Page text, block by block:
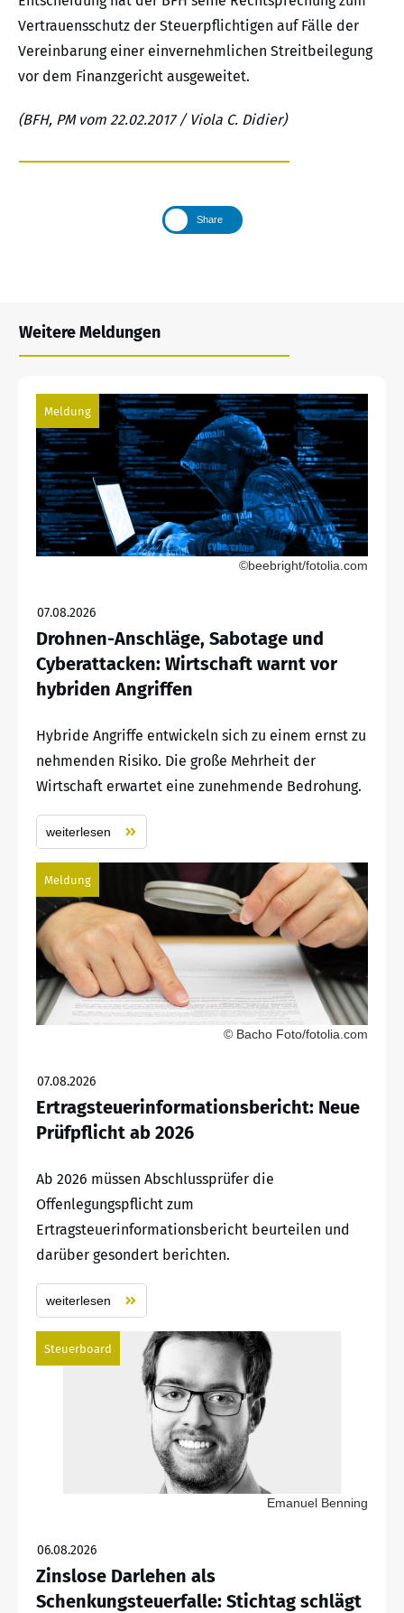
Vertrauensschutz der Steuerpflichtigen auf Fälle der
Vereinbarung einer einvernehmlichen Streitbeilegung
vor dem Finanzgericht ausgeweitet.
(BFH, PM vom 22.02.2017 / Viola C. Didier)
Share
Weitere Meldungen
Meldung
©beebright/fotolia.com
07.08.2026
Drohnen-Anschläge, Sabotage und
Cyberattacken: Wirtschaft warnt vor
hybriden Angriffen
Hybride Angriffe entwickeln sich zu einem ernst zu
nehmenden Risiko. Die große Mehrheit der
Wirtschaft erwartet eine zunehmende Bedrohung.
weiterlesen
Meldung
© Bacho Foto/fotolia.com
07.08.2026
Ertragsteuerinformationsbericht: Neue
Prüfpflicht ab 2026
Ab 2026 müssen Abschlussprüfer die
Offenlegungspflicht zum
Ertragsteuerinformationsbericht beurteilen und
darüber gesondert berichten.
weiterlesen
Steuerboard
Emanuel Benning
06.08.2026
Zinslose Darlehen als
Schenkungsteuerfalle: Stichtag schlägt